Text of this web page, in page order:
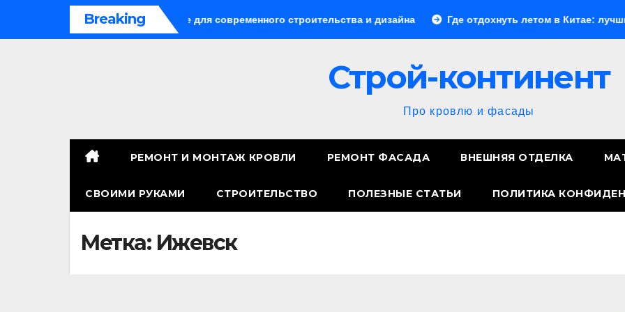
Breaking
универсальное решение для современного строительства и дизайна Где отдохнуть летом в Китае: лучшие
Строй-континент
Про кровлю и фасады
РЕМОНТ И МОНТАЖ КРОВЛИ РЕМОНТ ФАСАДА ВНЕШНЯЯ ОТДЕЛКА
СВОИМИ РУКАМИ СТРОИТЕЛЬСТВО ПОЛЕЗНЫЕ СТАТЬИ ПОЛИТИКА
Метка: Ижевск